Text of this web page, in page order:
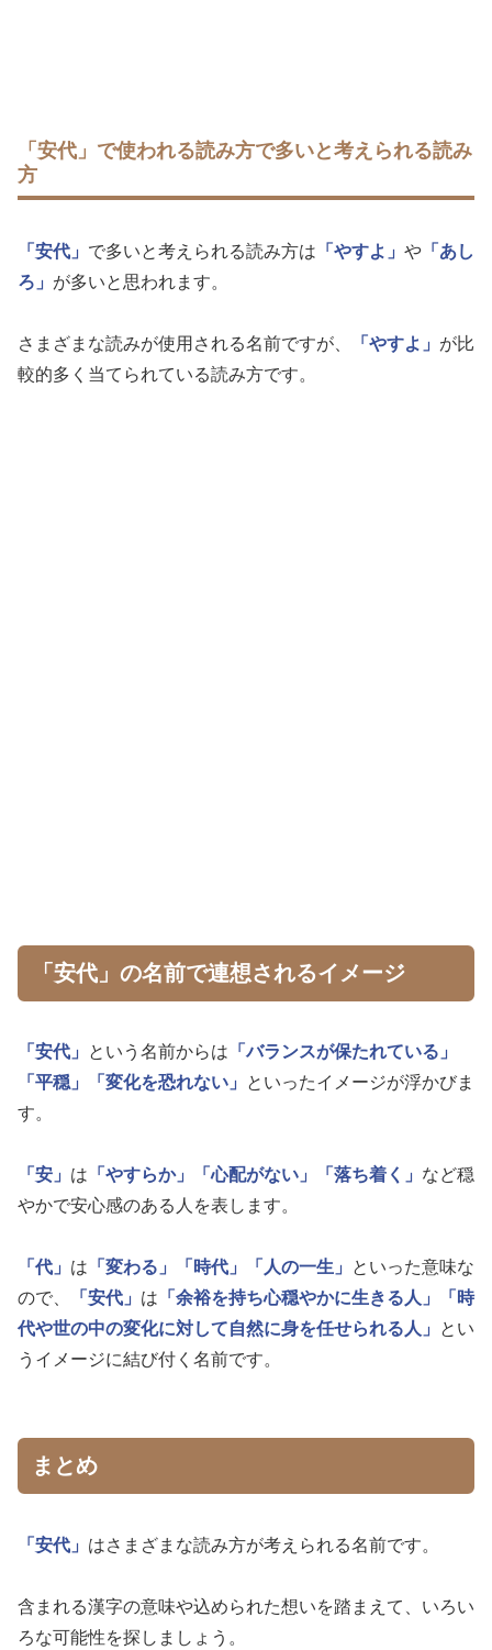
「安代」で使われる読み方で多いと考えられる読み
方
「安代」 で多いと考えられる読み方は 「やすよ」 や 「あし
ろ」 が多いと思われます。
さまざまな読みが使用される名前ですが、 「やすよ」 が比
較的多く当てられている読み方です。
「安代」の名前で連想されるイメージ
「安代」 という名前からは 「バランスが保たれている」
「平穏」
「変化を恐れない」
といったイメージが浮かびま
す。
「安」 は 「やすらか」 「心配がない」 「落ち着く」 など穏
やかで安心感のある人を表します。
「代」 は 「変わる」 「時代」 「人の一生」
といった意味な
ので、
「安代」 は 「余裕を持ち心穏やかに生きる人」
「時
代や世の中の変化に対して自然に身を任せられる人」
とい
うイメージに結び付く名前です。
まとめ
「安代」 はさまざまな読み方が考えられる名前です。
含まれる漢字の意味や込められた想いを踏まえて、いろい
ろな可能性を探しましょう。